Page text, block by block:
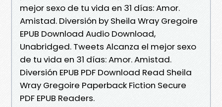
mejor sexo de tu vida en 31 días: Amor.
Amistad. Diversión by Sheila Wray Gregoire
EPUB Download Audio Download,
Unabridged. Tweets Alcanza el mejor sexo
de tu vida en 31 días: Amor. Amistad.
Diversión EPUB PDF Download Read Sheila
Wray Gregoire Paperback Fiction Secure
PDF EPUB Readers.